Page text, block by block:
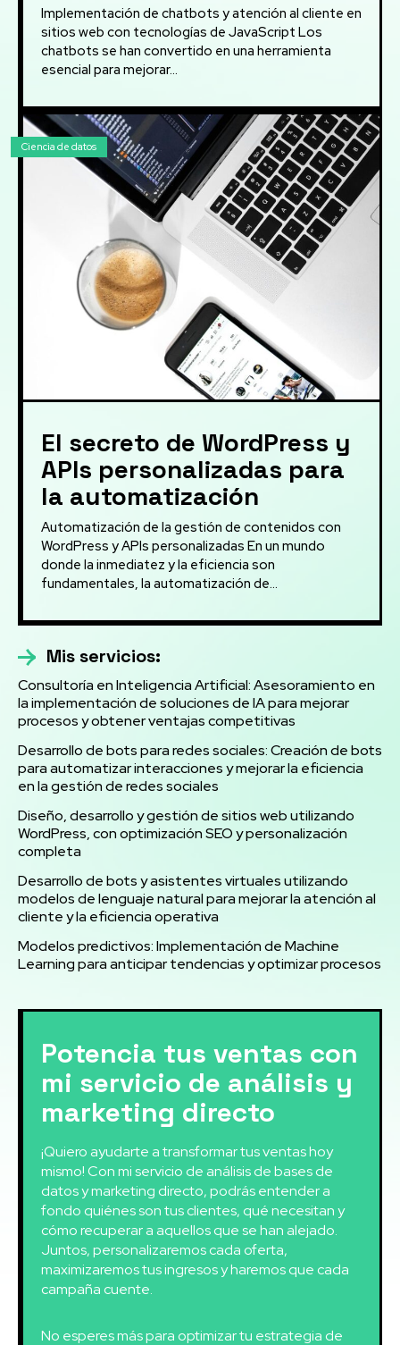
Implementación de chatbots y atención al cliente en
sitios web con tecnologías de JavaScript Los
chatbots se han convertido en una herramienta
esencial para mejorar...
Ciencia de datos
El secreto de WordPress y
APIs personalizadas para
la automatización
Automatización de la gestión de contenidos con
WordPress y APIs personalizadas En un mundo
donde la inmediatez y la eficiencia son
fundamentales, la automatización de...
Mis servicios:
Consultoría en Inteligencia Artificial: Asesoramiento en
la implementación de soluciones de IA para mejorar
procesos y obtener ventajas competitivas
Desarrollo de bots para redes sociales: Creación de bots
para automatizar interacciones y mejorar la eficiencia
en la gestión de redes sociales
Diseño, desarrollo y gestión de sitios web utilizando
WordPress, con optimización SEO y personalización
completa
Desarrollo de bots y asistentes virtuales utilizando
modelos de lenguaje natural para mejorar la atención al
cliente y la eficiencia operativa
Modelos predictivos: Implementación de Machine
Learning para anticipar tendencias y optimizar procesos
Potencia tus ventas con
mi servicio de análisis y
marketing directo
¡Quiero ayudarte a transformar tus ventas hoy
mismo! Con mi servicio de análisis de bases de
datos y marketing directo, podrás entender a
fondo quiénes son tus clientes, qué necesitan y
cómo recuperar a aquellos que se han alejado.
Juntos, personalizaremos cada oferta,
maximizaremos tus ingresos y haremos que cada
campaña cuente.
No esperes más para optimizar tu estrategia de